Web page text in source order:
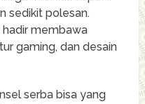
sedikit polesan.
hadir membawa
gaming, dan desain
serba bisa yang